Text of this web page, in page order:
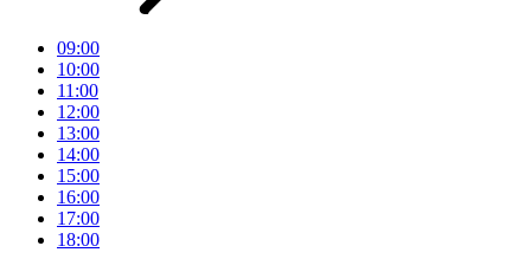
09:00
10:00
11:00
12:00
13:00
14:00
15:00
16:00
17:00
18:00